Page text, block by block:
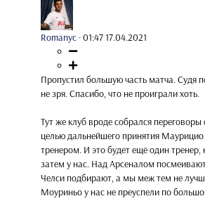
Romanyc ·01:47 17.04.2021
Пропустил большую часть матча. Судя
не зря. Спасибо, что не проиграли хоть.
Тут же клуб вроде собрался
целью дальнейшего принятия
тренером. И это будет ещё один тренер,
затем у нас. Над Арсеналом
Челси подбирают, а мы меж тем не
Моуриньо у нас не преуспели по